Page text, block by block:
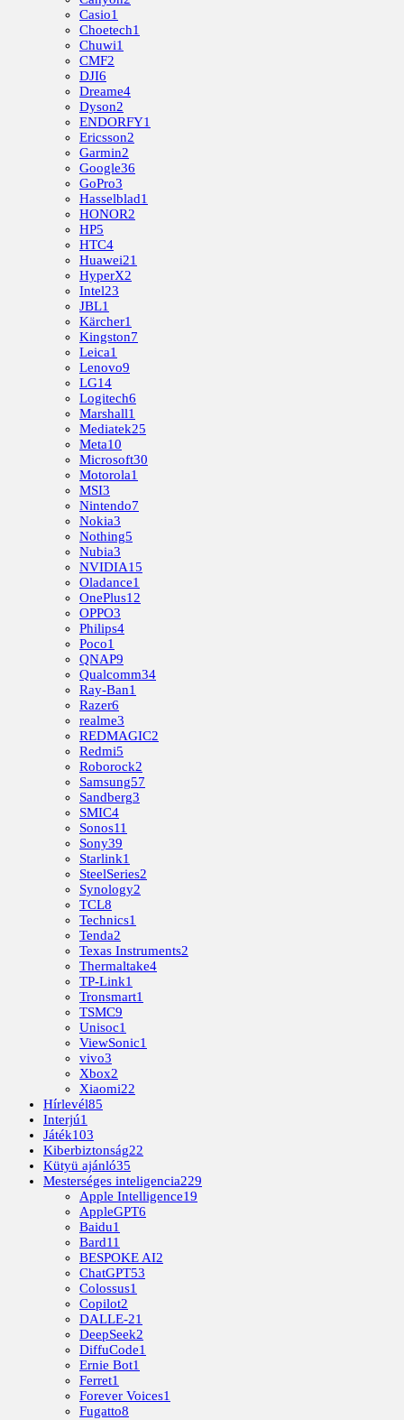
Casio1
Choetech1
Chuwi1
CMF2
DJI6
Dreame4
Dyson2
ENDORFY1
Ericsson2
Garmin2
Google36
GoPro3
Hasselblad1
HONOR2
HP5
HTC4
Huawei21
HyperX2
Intel23
JBL1
Kärcher1
Kingston7
Leica1
Lenovo9
LG14
Logitech6
Marshall1
Mediatek25
Meta10
Microsoft30
Motorola1
MSI3
Nintendo7
Nokia3
Nothing5
Nubia3
NVIDIA15
Oladance1
OnePlus12
OPPO3
Philips4
Poco1
QNAP9
Qualcomm34
Ray-Ban1
Razer6
realme3
REDMAGIC2
Redmi5
Roborock2
Samsung57
Sandberg3
SMIC4
Sonos11
Sony39
Starlink1
SteelSeries2
Synology2
TCL8
Technics1
Tenda2
Texas Instruments2
Thermaltake4
TP-Link1
Tronsmart1
TSMC9
Unisoc1
ViewSonic1
vivo3
Xbox2
Xiaomi22
Hírlevél85
Interjú1
Játék103
Kiberbiztonság22
Kütyü ajánló35
Mesterséges inteligencia229
Apple Intelligence19
AppleGPT6
Baidu1
Bard11
BESPOKE AI2
ChatGPT53
Colossus1
Copilot2
DALLE-21
DeepSeek2
DiffuCode1
Ernie Bot1
Ferret1
Forever Voices1
Fugatto8